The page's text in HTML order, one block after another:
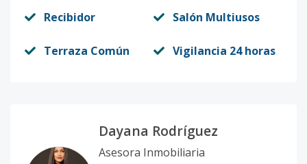
Recibidor Salón Multiusos
Terraza Común Vigilancia 24 horas
Dayana Rodríguez
Asesora Inmobiliaria